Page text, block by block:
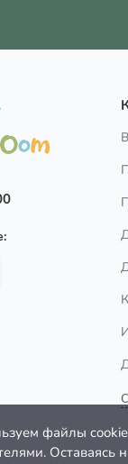
файлы cookie
Оставаясь